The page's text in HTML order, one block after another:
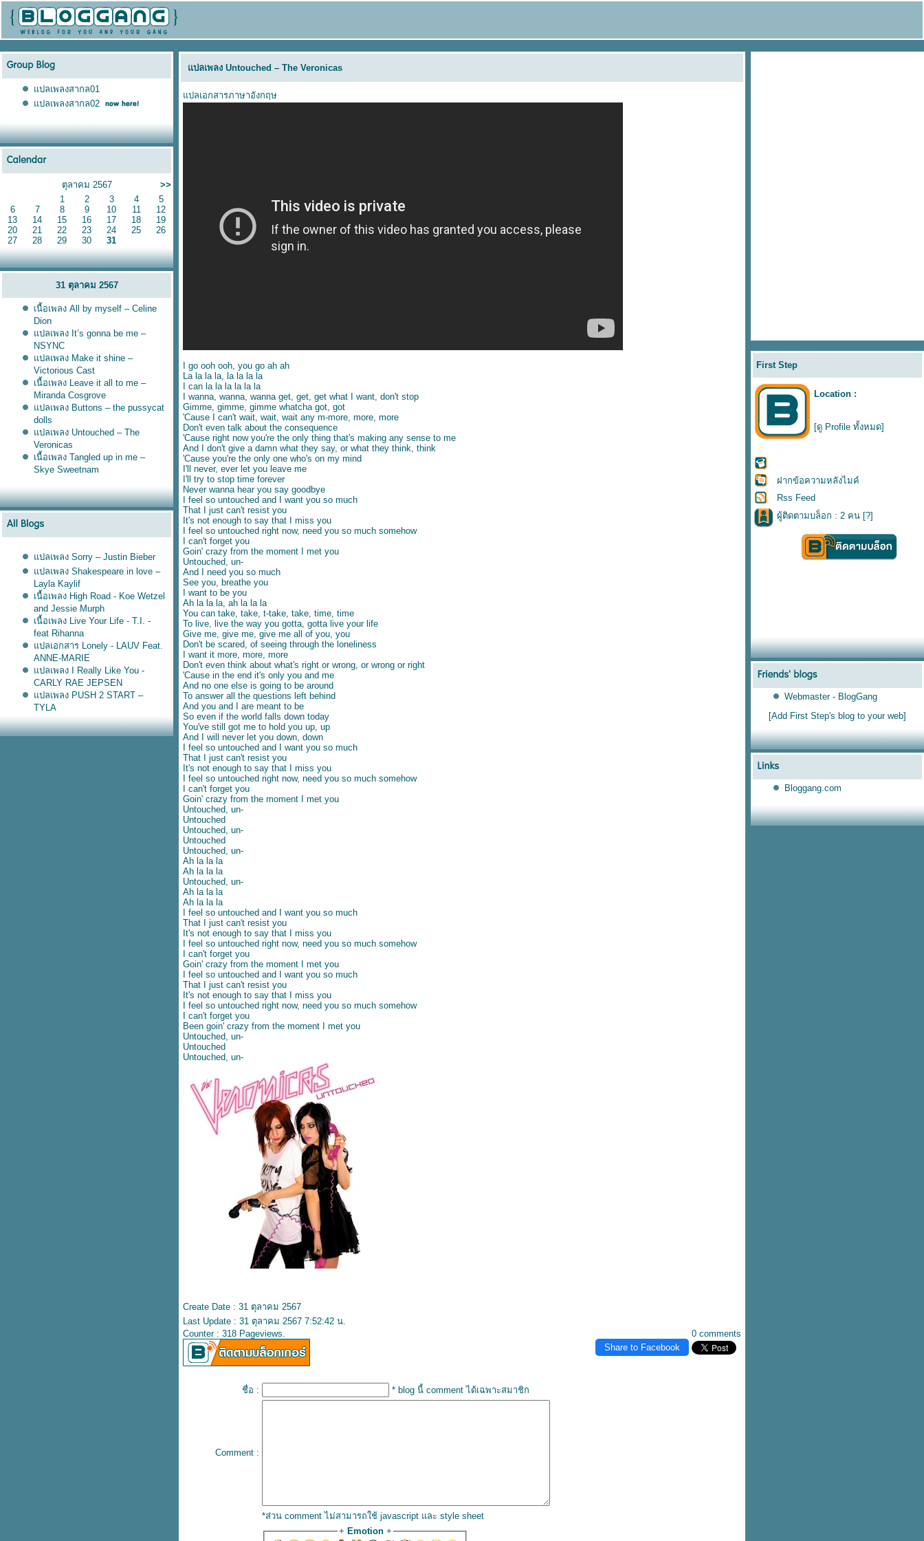
ปลเพลงสากล01
ปลเพลงสากล02
ตุลาคม 2567
>>
1
2 3 4
5
6
7 8 9 10 11
12
13
14 15 16 17 18
19
20
21 22 23 24 25
26
27
28 29 30 31
31 ตุลาคม 2567
เนื้อเพลง All by myself – Celine
Dion
ปลเพลง It’s gonna be me –
NSYNC
ปลเพลง Make it shine –
Victorious Cast
เนื้อเพลง Leave it all to me –
Miranda Cosgrove
ปลเพลง Buttons – the pussycat
dolls
ปลเพลง Untouched – The
Veronicas
เนื้อเพลง Tangled up in me –
Skye Sweetnam
ปลเพลง Sorry – Justin Bieber
ปลเพลง Shakespeare in love –
Layla Kaylif
เนื้อเพลง High Road - Koe Wetzel
and Jessie Murph
เนื้อเพลง Live Your Life - T.I. -
feat Rihanna
ปลเอกสาร Lonely - LAUV Feat.
ANNE-MARIE
ปลเพลง I Really Like You -
CARLY RAE JEPSEN
ปลเพลง PUSH 2 START –
TYLA
ปลเพลง Ask & You Shall
Receive - Rita Ora
ปลเพลง Untouched – The Veronicas
ปลเอกสารภาษาอังกฤษ
I go ooh ooh, you go ah ah
La la la la, la la la la
I can la la la la la la
I wanna, wanna, wanna get, get, get what I want, don't stop
Gimme, gimme, gimme whatcha got, got
'Cause I can't wait, wait, wait any m-more, more, more
Don't even talk about the consequence
'Cause right now you're the only thing that's making any sense to me
And I don't give a damn what they say, or what they think, think
'Cause you're the only one who's on my mind
I'll never, ever let you leave me
I'll try to stop time forever
Never wanna hear you say goodbye
I feel so untouched and I want you so much
That I just can't resist you
It's not enough to say that I miss you
I feel so untouched right now, need you so much somehow
I can't forget you
Goin' crazy from the moment I met you
Untouched, un-
And I need you so much
See you, breathe you
I want to be you
Ah la la la, ah la la la
You can take, take, t-take, take, time, time
To live, live the way you gotta, gotta live your life
Give me, give me, give me all of you, you
Don't be scared, of seeing through the loneliness
I want it more, more, more
Don't even think about what's right or wrong, or wrong or right
'Cause in the end it's only you and me
And no one else is going to be around
To answer all the questions left behind
And you and I are meant to be
So even if the world falls down today
You've still got me to hold you up, up
And I will never let you down, down
I feel so untouched and I want you so much
That I just can't resist you
It's not enough to say that I miss you
I feel so untouched right now, need you so much somehow
I can't forget you
Goin' crazy from the moment I met you
Untouched, un-
Untouched
Untouched, un-
Untouched
Untouched, un-
Ah la la la
Ah la la la
Untouched, un-
Ah la la la
Ah la la la
I feel so untouched and I want you so much
That I just can't resist you
It's not enough to say that I miss you
I feel so untouched right now, need you so much somehow
I can't forget you
Goin' crazy from the moment I met you
I feel so untouched and I want you so much
That I just can't resist you
It's not enough to say that I miss you
I feel so untouched right now, need you so much somehow
I can't forget you
Been goin' crazy from the moment I met you
Untouched, un-
Untouched
Untouched, un-
Create Date : 31 ตุลาคม 2567
Last Update : 31 ตุลาคม 2567 7:52:42 น.
0 comments
Counter : 318 Pageviews.
Share to Facebook
ชื่อ : * blog นี้ comment ได้เฉพาะสมาชิก
Comment :
*ส่วน comment ไม่สามารถใช้ javascript และ style sheet
+ Emotion+
First Step
Location :
[ดู Profile ทั้งหมด]
ฝากข้อความหลังไมค์
Rss Feed
ผู้ติดตามบล็อก : 2 คน [?]
Webmaster - BlogGang
[Add First Step's blog to your web]
Bloggang.com